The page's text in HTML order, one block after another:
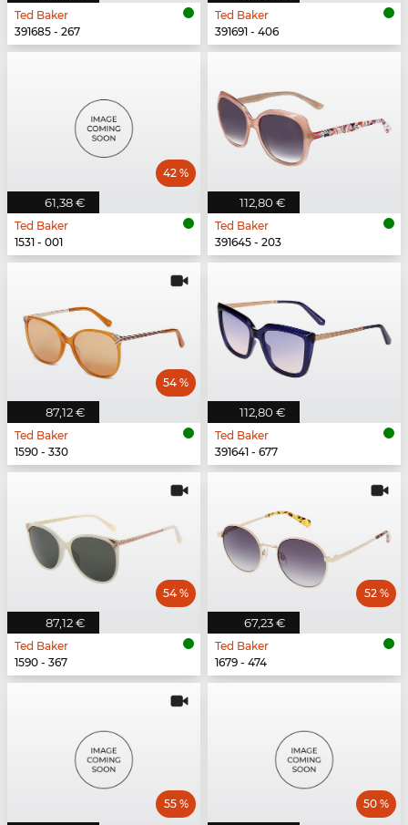
Ted Baker
391685 - 267
Ted Baker
391691 - 406
61,38 €
42 %
Ted Baker
1531 - 001
112,80 €
Ted Baker
391645 - 203
87,12 €
54 %
Ted Baker
1590 - 330
112,80 €
Ted Baker
391641 - 677
87,12 €
54 %
Ted Baker
1590 - 367
67,23 €
52 %
Ted Baker
1679 - 474
55 % 50 %